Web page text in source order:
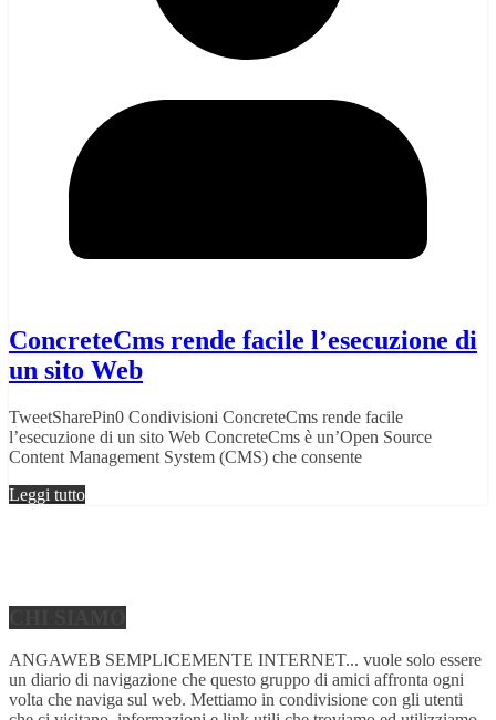
ConcreteCms rende facile l’esecuzione di
un sito Web
TweetSharePin0 Condivisioni ConcreteCms rende facile
l’esecuzione di un sito Web ConcreteCms è un’Open Source
Content Management System (CMS) che consente
Leggi tutto
ANGAWEB SEMPLICEMENTE INTERNET... vuole solo essere
un diario di navigazione che questo gruppo di amici affronta ogni
volta che naviga sul web. Mettiamo in condivisione con gli utenti